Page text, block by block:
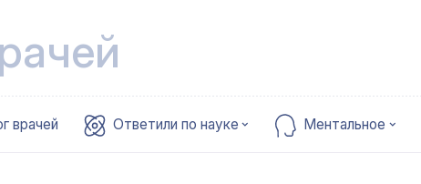
врачей Ответили по науке Ментальное